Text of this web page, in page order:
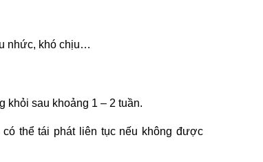
nhức, khó chịu…
khỏi sau khoảng 1 – 2 tuần.
thể tái phát liên tục nếu không được